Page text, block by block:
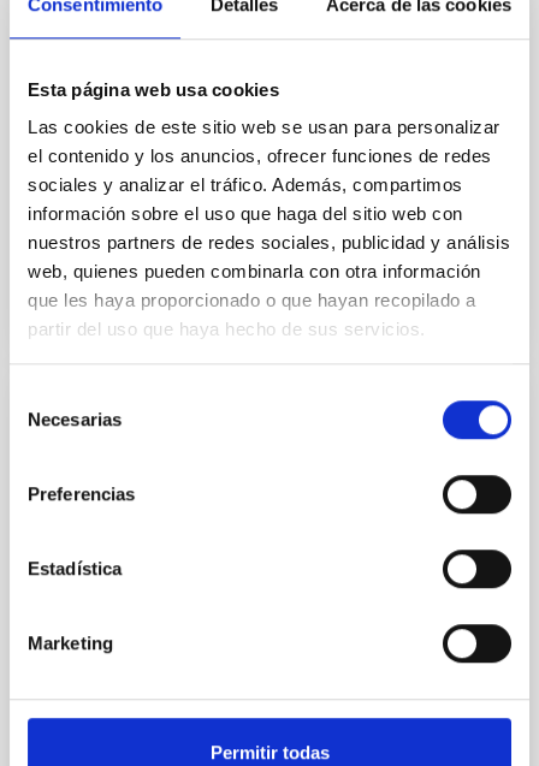
Esta página web usa cookies
Las cookies de este sitio web se usan para personalizar
el contenido y los anuncios, ofrecer funciones de redes
sociales y analizar el tráfico. Además, compartimos
información sobre el uso que haga del sitio web con
nuestros partners de redes sociales, publicidad y análisis
web, quienes pueden combinarla con otra información
que les haya proporcionado o que hayan recopilado a
partir del uso que haya hecho de sus servicios.
Necesarias
Preferencias
Estadística
Marketing
Permitir todas
sábado 20 y el domingo 21 de junio, coincidiendo con
la semana del solsticio de verano. Esta iniciativa
la propia Administración del Observatorio del Teide
Científica (UC3) del IAC. Para acceder a esta visita es
necesario rellenar el siguiente formulario que se abre
el día 1 de junio a las 10:00
Fecha de publicación 28/05/2026 - 12:14:48
NOTA DE PRENSA
proyecto español que blindará las
El Instituto de Astrofísica de Canarias (IAC) está
formará parte de la estación terrena del proyecto
GARBO , el primer sistema geoestacionario español
avance supone un paso decisivo en el ámbito de las
comunicaciones cuánticas seguras a gran escala y